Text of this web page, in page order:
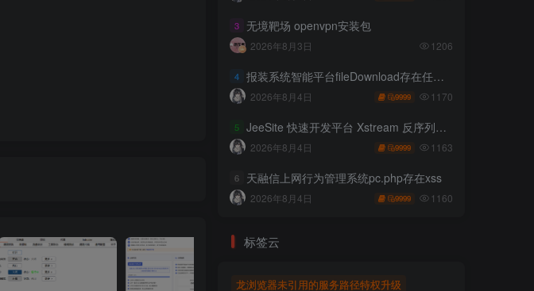
3 无境靶场 openvpn安装包
2026年8月3日 1206
4 报装系统智能平台fileDownload存在任意文件读取
2026年8月4日 9999 1170
5 JeeSite 快速开发平台 Xstream 反序列化RCE
2026年8月4日 9999 1163
6 天融信上网行为管理系统pc.php存在xss
2026年8月4日 9999 1160
标签云
龙浏览器未引用的服务路径特权升级